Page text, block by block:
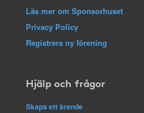
Läs mer om Sponsorhuset
Privacy Policy
Registrera ny förening
Hjälp och frågor
Skapa ett ärende